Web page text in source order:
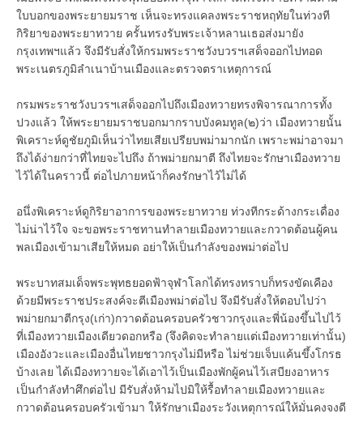
ใบบอกของพระยายมราช เห็นจะทรงแคลงพระราชหฤทัยในท่วงที
กิริยาของพระยาทวาย ครั้นทรงรับพระเจ้าหลานเธอส่งมายัง
กรุงเทพฯแล้ว จึงมีรับสั่งให้กรมพระราชวังบวรฯเสด็จออกไปทอด
พระเนตรภูมิลำเนาบ้านเมืองและตรวจตราเหตุการณ์
กรมพระราชวังบวรฯเสด็จออกไปถึงเมืองทวายทรงพิจารณาการทั้ง
ปวงแล้ว ให้พระยายมราชบอกมากราบบังคมทูล(๒)ว่า เมืองทวายนั้น
พิเคราะห์ดูชัยภูมิเห็นว่าไทยเสียเปรียบพม่ามากนัก เพราะพม่าอาจมา
ถึงได้ง่ายกว่าที่ไทยจะไปถึง ถ้าพม่ายกมาตี ถึงไทยจะรักษาเมืองทวาย
ไว้ได้ในคราวนี้ ต่อไปภายหน้าก็คงรักษาไว้ไม่ได้
อนึ่งพิเคราะห์ดูกิริยาอาการของพระยาทวาย ท่วงทีกระด้างกระเดื่อง
ไม่น่าไว้ใจ จะขอพระราชทานทำลายเมืองทวายและกวาดต้อนผู้คน
พลเมืองเข้ามาเสียให้หมด อย่าให้เป็นกำลังของพม่าต่อไป
พระบาทสมเด็จพระพุทธยอดฟ้าจุฬาโลกได้ทรงทราบก็ทรงขัดเคือง
ด้วยมีพระราชประสงค์จะตีเมืองพม่าต่อไป จึงมีรับสั่งให้ตอบไปว่า
พม่ายกมาตีกรุง(เก่า)กวาดต้อนครอบครัวชาวกรุงและพี่น้องขึ้นไปไว้
ที่เมืองทวายเมืองเดียวดอกหรือ (จึงคิดจะทำลายแต่เมืองทวายเท่านั้น)
เมืองอังวะและเมืองอื่นไทยชาวกรุงไม่มีหรือ ไม่ช่วยเจ็บแค้นขึ้งโกรธ
บ้างเลย ได้เมืองทวายจะได้เอาไว้เป็นเมืองพักผู้คนไว้เสบียงอาหาร
เป็นกำลังทำศึกต่อไป มีรับสั่งห้ามไปมิให้รื้อทำลายเมืองทวายและ
กวาดต้อนครอบครัวเข้ามา ให้รักษาเมืองระวังเหตุการณ์ให้มั่นคงจงดี